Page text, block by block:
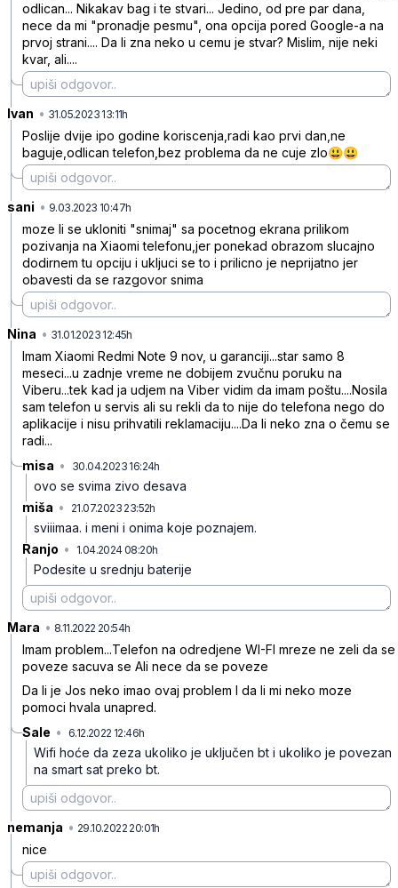
odlican... Nikakav bag i te stvari... Jedino, od pre par dana,
nece da mi "pronadje pesmu", ona opcija pored Google-a na
prvoj strani.... Da li zna neko u cemu je stvar? Mislim, nije neki
kvar, ali....
Ivan • 31.05.2023 13:11h
Poslije dvije ipo godine koriscenja,radi kao prvi dan,ne
baguje,odlican telefon,bez problema da ne cuje zlo😃😃
sani • 9.03.2023 10:47h
moze li se ukloniti "snimaj" sa pocetnog ekrana prilikom
pozivanja na Xiaomi telefonu,jer ponekad obrazom slucajno
dodirnem tu opciju i ukljuci se to i prilicno je neprijatno jer
obavesti da se razgovor snima
Nina • 31.01.2023 12:45h
Imam Xiaomi Redmi Note 9 nov, u garanciji...star samo 8
meseci...u zadnje vreme ne dobijem zvučnu poruku na
Viberu...tek kad ja udjem na Viber vidim da imam poštu....Nosila
sam telefon u servis ali su rekli da to nije do telefona nego do
aplikacije i nisu prihvatili reklamaciju....Da li neko zna o čemu se
radi...
misa • 30.04.2023 16:24h
ovo se svima zivo desava
miša • 21.07.2023 23:52h
sviiimaa. i meni i onima koje poznajem.
Ranjo • 1.04.2024 08:20h
Podesite u srednju baterije
Mara • 8.11.2022 20:54h
Imam problem...Telefon na odredjene WI-FI mreze ne zeli da se
poveze sacuva se Ali nece da se poveze
Da li je Jos neko imao ovaj problem I da li mi neko moze
pomoci hvala unapred.
Sale • 6.12.2022 12:46h
Wifi hoće da zeza ukoliko je uključen bt i ukoliko je povezan
na smart sat preko bt.
nemanja • 29.10.2022 20:01h
nice